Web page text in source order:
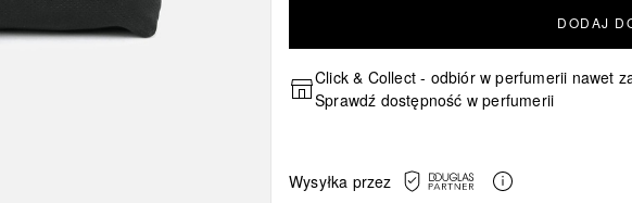
DODAJ
Click & Collect - odbiór w perfumerii nawet
Sprawdź dostępność w perfumerii
Wysyłka przez